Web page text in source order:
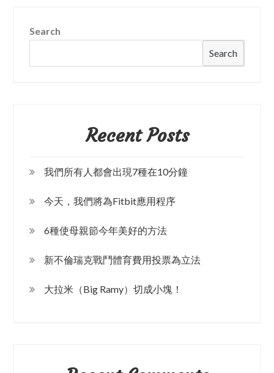
Search
Search
Recent Posts
我們所有人都會出現7種在10分鐘
今天，我們將為Fitbit應用程序
6種使母親節今年美好的方法
新不倫瑞克戰鬥體育費用投票為立法
大拉米（Big Ramy）切成小塊！